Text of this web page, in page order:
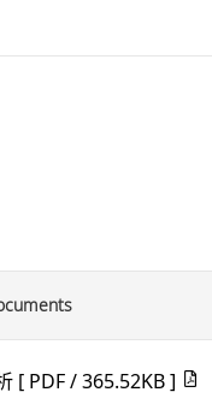
[ PDF / 365.52KB ]